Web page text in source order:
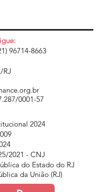
96714-8663
RJ
/0001-57
2024
2021 - CNJ
do Estado do RJ
da União (RJ)